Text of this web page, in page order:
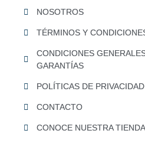
NOSOTROS
TÉRMINOS Y
CONDICIONES
GARANTÍAS
POLÍTICAS DE PRIVACIDAD
CONTACTO
CONOCE NUESTRA